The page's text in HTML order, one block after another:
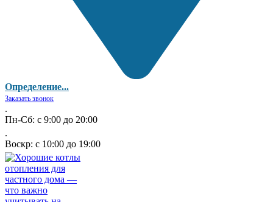
Определение...
Заказать звонок
.
Пн-Сб: с 9:00 до 20:00
.
Воскр: с 10:00 до 19:00